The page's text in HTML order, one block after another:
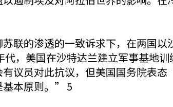
联的渗透的一致诉求下，在两国
，美国在沙特达兰建立军事基地
议员对此抗议，但美国国务院表
基本原则。” 5